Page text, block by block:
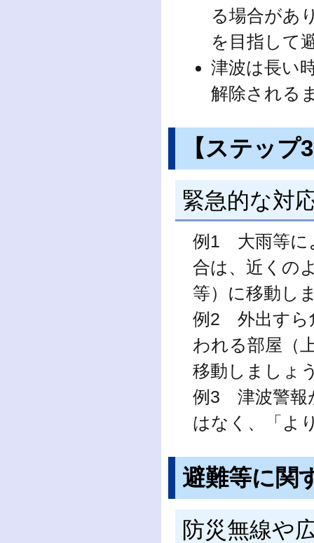
る場合があ
を目指して
津波は長い
解除される
【ステッ
緊急的な対
例1 大雨等に
合は、近くの
等）に移動し
例2 外出すら
われる部屋（
移動しましょ
例3 津波警報
はなく、「よ
避難等に関
防災無線や